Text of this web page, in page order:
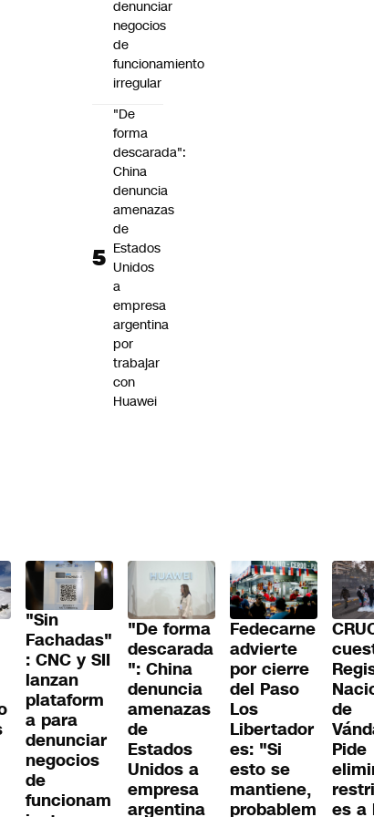
denunciar
negocios
de
funcionamiento
irregular
"De
forma
descarada":
China
denuncia
amenazas
de
Estados
Unidos
a
empresa
argentina
por
trabajar
con
Huawei
"Sin
Fachadas"
: CNC y SII
lanzan
plataform
a para
denunciar
negocios
de
funcionam
"De forma
descarada
": China
denuncia
amenazas
de
Estados
Unidos a
empresa
argentina
Fedecarne
advierte
por cierre
del Paso
Los
Libertador
es: "Si
esto se
mantiene,
probablem
de
Pide
es a